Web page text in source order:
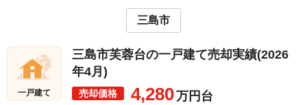
三島市
一戸建て
三島市芙蓉台の一戸建て売却実績(2026
年4月)
売却価格 4,280万円台